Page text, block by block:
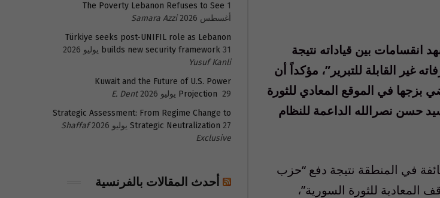
انقسامات بين قياداته نتيجة
غير القابلة للتبرير”، مؤكداً أن
بزجها في الموقع المعادي للثورة
حسن نصرالله الداعمة للنظام
في المنطقة نتيجة دفع “حزب
المعادية للثورة السورية”،
The Poverty Lebanon Refuses to See 1
أغسطس 2026
Samara Azzi
Türkiye seeks post-UNIFIL role as Lebanon
builds new security framework 31 يوليو 2026
Yusuf Kanli
Kuwait and the Future of U.S. Power
Projection 29 يوليو 2026
E. Dent
Strategic Assessment: From Regime Change to
Strategic Neutralization 27 يوليو 2026
Shaffaf
Exclusive
أحدث المقالات بالفرنسية